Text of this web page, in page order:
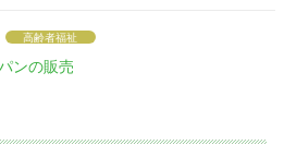
高齢者福祉
ンの販売